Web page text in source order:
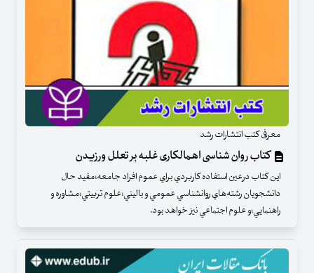
معرفی کتب انتشارات رشد
کتاب روان شناسی اهمالکاری غلبه بر تعلل ورزیدن
اين كتاب درعين استفاده كاربردي براي عموم افراد جامعه؛مفيد حال
دانشجويان رشته‌هاي روانشناسي عمومي و باليني؛علوم تربيتي؛مشاوره و
راهنمايي؛و علوم اجتماعي نيز خواهد بود.